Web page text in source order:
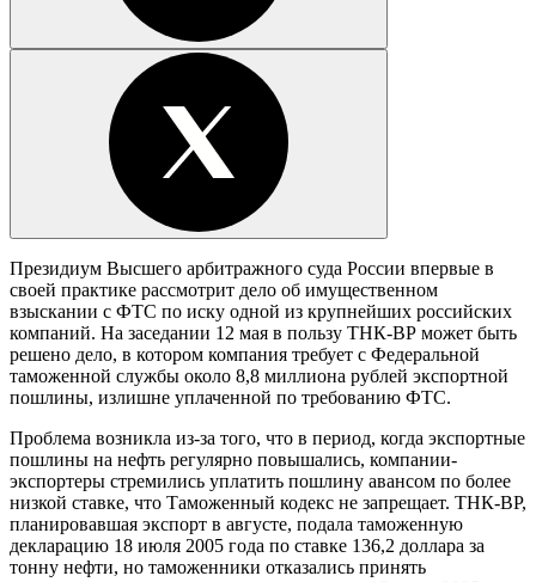
Президиум Высшего арбитражного суда России впервые в
своей практике рассмотрит дело об имущественном
взыскании с ФТС по иску одной из крупнейших российских
компаний. На заседании 12 мая в пользу ТНК-ВР может быть
решено дело, в котором компания требует с Федеральной
таможенной службы около 8,8 миллиона рублей экспортной
пошлины, излишне уплаченной по требованию ФТС.
Проблема возникла из-за того, что в период, когда экспортные
пошлины на нефть регулярно повышались, компании-
экспортеры стремились уплатить пошлину авансом по более
низкой ставке, что Таможенный кодекс не запрещает. ТНК-ВР,
планировавшая экспорт в августе, подала таможенную
декларацию 18 июля 2005 года по ставке 136,2 доллара за
тонну нефти, но таможенники отказались принять